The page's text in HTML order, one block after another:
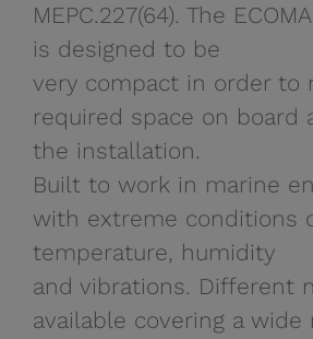
MEPC.227(64). The
is designed to be
very compact in order to
required space on board
the installation.
Built to work in marine
with extreme conditions
temperature, humidity
and vibrations. Different
available covering a wide